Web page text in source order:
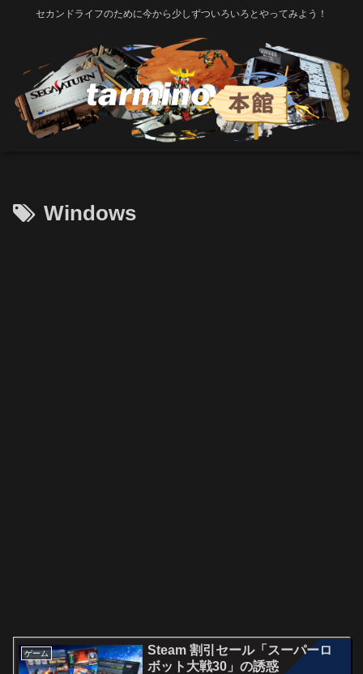
セカンドライフのために今から少しずついろいろとやってみよう！
Windows
ゲーム
Steam 割引セール「スーパーロ
ボット大戦30」の誘惑